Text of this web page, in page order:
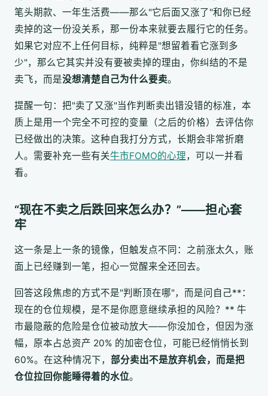
笔头期款、一年生活费——那么"它后面又涨了"和你已经
卖掉的这一份没关系，那一份本来就要去履行它的任务。
如果它对应不上任何目标，纯粹是"想留着看它涨到多
少"，那么它其实并没有要被卖掉的理由，你纠结的不是
卖飞，而是没想清楚自己为什么要卖。
提醒一句：把"卖了又涨"当作判断卖出错没错的标准，本
质上是用一个完全不可控的变量（之后的价格）去评估你
已经做出的决策。这种自我打分方式，长期会非常折磨
人。需要补充一些有关牛市FOMO的心理，可以一并看
看。
“现在不卖之后跌回来怎么办？”——担心套
牢
这一条是上一条的镜像，但触发点不同：之前涨太久，账
面上已经赚到一笔，担心一觉醒来全还回去。
回答这段焦虑的方式不是"判断顶在哪"，而是问自己**：
现在的仓位规模，是不是你愿意继续承担的风险？** 牛
市最隐蔽的危险是仓位被动放大——你没加仓，但因为涨
幅，原本占总资产 20% 的加密仓位，可能已经悄悄长到
60%。在这种情况下， 部分卖出不是放弃机会，而是把
仓位拉回你能睡得着的水位。